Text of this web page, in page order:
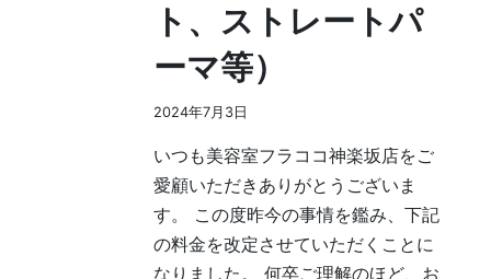
ト、ストレートパ
ーマ等）
2024年7月3日
いつも美容室フラココ神楽坂店をご
愛顧いただきありがとうございま
す。 この度昨今の事情を鑑み、下記
の料金を改定させていただくことに
なりました。 何卒ご理解のほど、お